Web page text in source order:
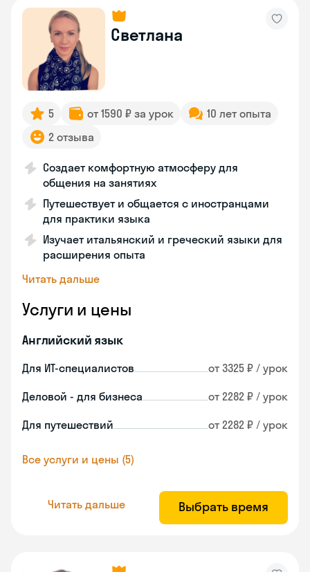
Светлана
5 от 1590 ₽ за урок
10 лет опыта
2 отзыва
Создает комфортную атмосферу для
общения на занятиях
Путешествует и общается с иностранцами
для практики языка
Изучает итальянский и греческий языки для
расширения опыта
Читать дальше
Услуги и цены
Английский язык
Для ИТ-специалистов от 3325 ₽ / урок
Деловой - для бизнеса от 2282 ₽ / урок
Для путешествий от 2282 ₽ / урок
Все услуги и цены (5)
Читать дальше Выбрать время